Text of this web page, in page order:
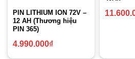
PIN LITHIUM ION 72V –
12 AH (Thương hiệu
PIN 365)
4.990.000₫